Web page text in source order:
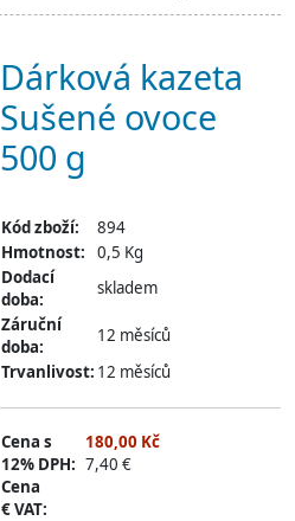
Dárková kazeta
Sušené ovoce
500 g
Kód zboží:
894
Hmotnost:
0,5 Kg
Dodací
doba:
skladem
Záruční
doba:
12 měsíců
Trvanlivost: 12 měsíců
Cena s
12% DPH:
Cena
€ VAT:
180,00 Kč
7,40 €